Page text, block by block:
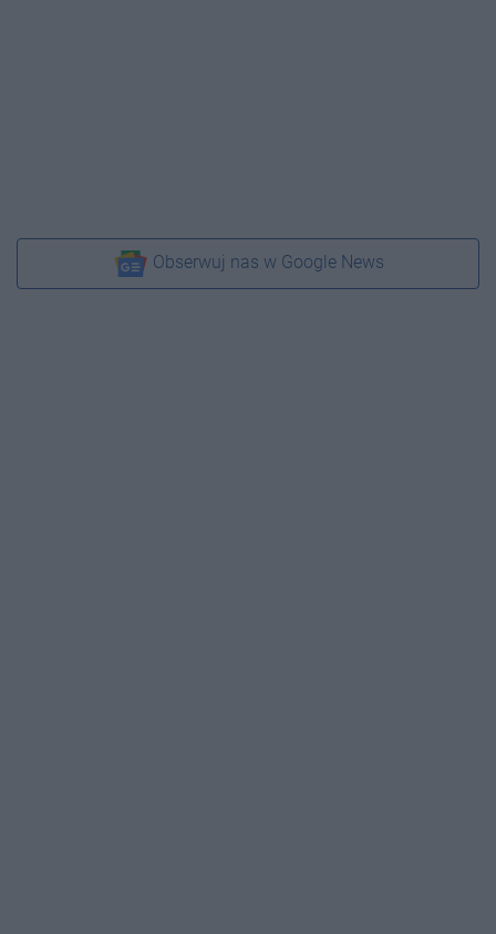
Obserwuj nas w Google News